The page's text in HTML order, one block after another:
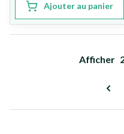
Ajouter au panier
Afficher